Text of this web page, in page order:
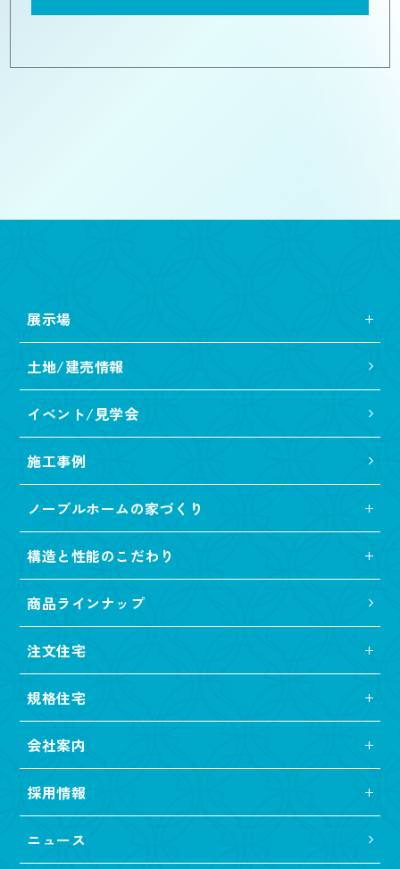
展示場
土地/建売情報
イベント/見学会
施工事例
ノーブルホームの家づくり
構造と性能のこだわり
商品ラインナップ
注文住宅
規格住宅
会社案内
採用情報
ニュース